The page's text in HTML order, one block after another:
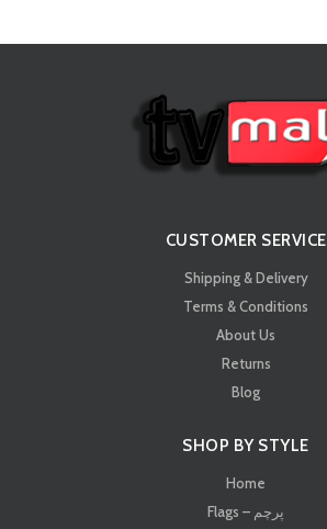
CUSTOMER SERVICE
Shipping & Delivery
Terms & Conditions
About Us
Returns
Blog
SHOP BY STYLE
Home
Flags – پرچم